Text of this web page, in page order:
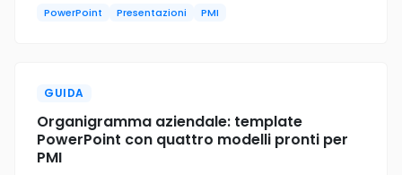
PMI.
PowerPoint Presentazioni PMI
GUIDA
Organigramma aziendale: template
PowerPoint con quattro modelli pronti per
PMI